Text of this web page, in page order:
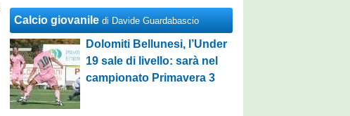
Calcio giovanile di Davide Guardabascio
Dolomiti Bellunesi, l’Under
19 sale di livello: sarà nel
campionato Primavera 3